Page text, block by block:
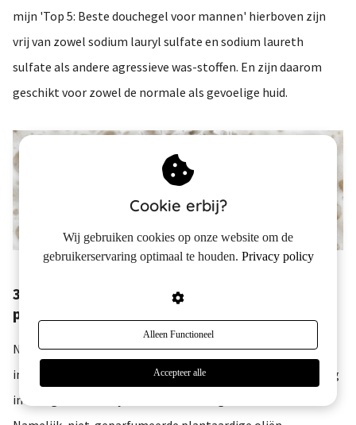
mijn 'Top 5: Beste douchegel voor mannen' hierboven zijn
vrij van zowel sodium lauryl sulfate en sodium laureth
sulfate als andere agressieve was-stoffen. En zijn daarom
geschikt voor zowel de normale als gevoelige huid.
3. Beste douchegel voor mannen bevat
plantaardige of minerale oliën
Naast mijn bezwaren tegen bepaalde natuurlijke
ingrediënten, zijn er ook natuurlijke stoffen die ik juist graag
in de ingrediëntenlijst van een douchegel zie staan.
Cookie erbij?
Wij gebruiken cookies op onze website om de
gebruikerservaring optimaal te houden. Privacy policy
Alleen Functioneel
Accepteer alle